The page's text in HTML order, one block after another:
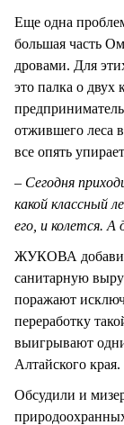
Еще одна
большая часть
дровами. Для
это палка о двух
отжившего леса
все опять
– Сегодня
какой классный
его, и колется. А
ЖУКОВА
санитарную
поражают
переработку
выигрывают
Алтайского края.
Обсудили и